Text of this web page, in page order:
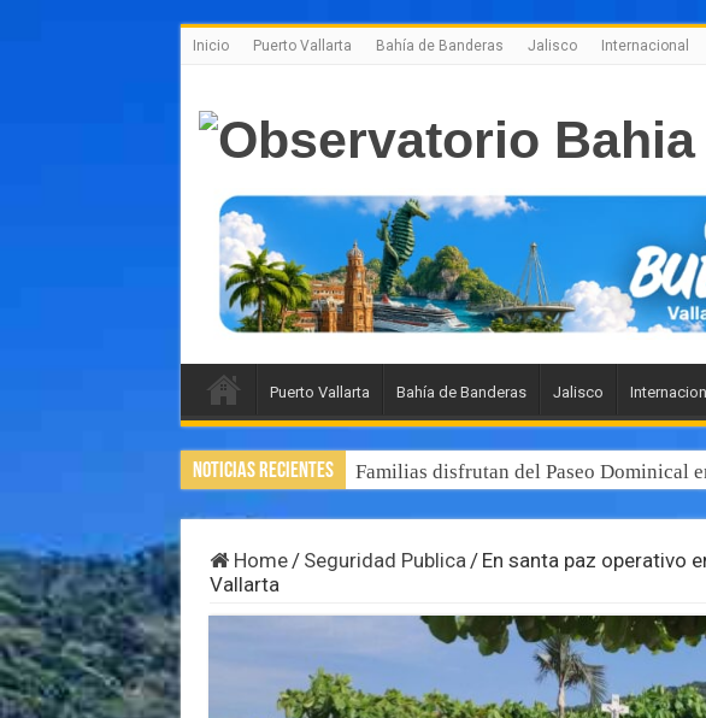
Inicio Puerto Vallarta Bahía de Banderas Jalisco Internacional
Puerto Vallarta Bahía de Banderas Jalisco
Noticias Recientes Familias disfrutan del Paseo Dominical
Home / Seguridad Publica / En santa paz operativo
Vallarta